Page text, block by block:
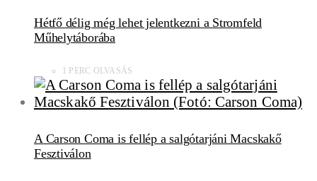
Hétfő délig még lehet jelentkezni a Stromfeld
Műhelytáborába
1 PERC OLVASÁS
A Carson Coma is fellép a salgótarjáni Macskakő
Fesztiválon